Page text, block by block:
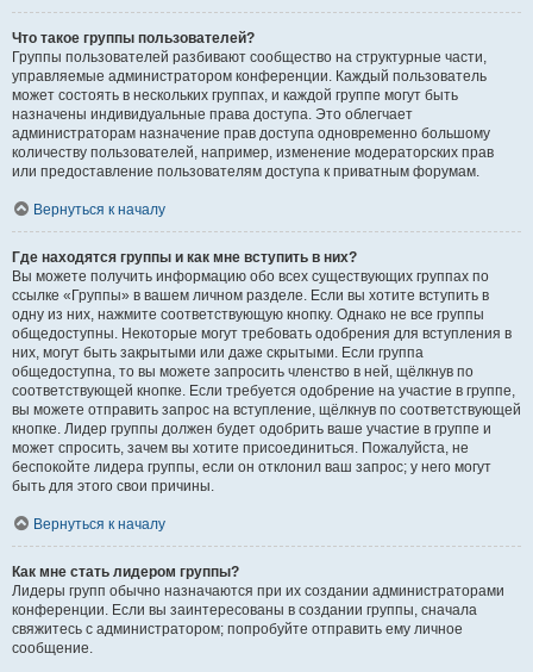
Что такое группы пользователей?
Группы пользователей разбивают сообщество на структурные части,
управляемые администратором конференции. Каждый пользователь
может состоять в нескольких группах, и каждой группе могут быть
назначены индивидуальные права доступа. Это облегчает
администраторам назначение прав доступа одновременно большому
количеству пользователей, например, изменение модераторских прав
или предоставление пользователям доступа к приватным форумам.
Вернуться к началу
Где находятся группы и как мне вступить в них?
Вы можете получить информацию обо всех существующих группах по
ссылке «Группы» в вашем личном разделе. Если вы хотите вступить в
одну из них, нажмите соответствующую кнопку. Однако не все группы
общедоступны. Некоторые могут требовать одобрения для вступления в
них, могут быть закрытыми или даже скрытыми. Если группа
общедоступна, то вы можете запросить членство в ней, щёлкнув по
соответствующей кнопке. Если требуется одобрение на участие в группе,
вы можете отправить запрос на вступление, щёлкнув по соответствующей
кнопке. Лидер группы должен будет одобрить ваше участие в группе и
может спросить, зачем вы хотите присоединиться. Пожалуйста, не
беспокойте лидера группы, если он отклонил ваш запрос; у него могут
быть для этого свои причины.
Вернуться к началу
Как мне стать лидером группы?
Лидеры групп обычно назначаются при их создании администраторами
конференции. Если вы заинтересованы в создании группы, сначала
свяжитесь с администратором; попробуйте отправить ему личное
сообщение.